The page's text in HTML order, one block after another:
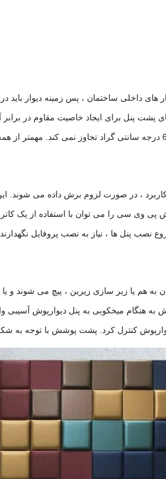
داخلی ساختمان ، پس زمینه دیوار
پشت پنل برای ایجاد خاصیت مقاوم در
، در صورت لزوم برش داده می شوند.
پی وی سی را می توان با استفاده از یک
نصب پنل ها ، نیاز به نصب پروفایل
به هم یا زیر سازی زیرین ، پیچ می شوند و یا
هنگام میخکوبی به پنل دیوارپوش آسیبی
کنترل کرد. پشت پوشش با توجه به